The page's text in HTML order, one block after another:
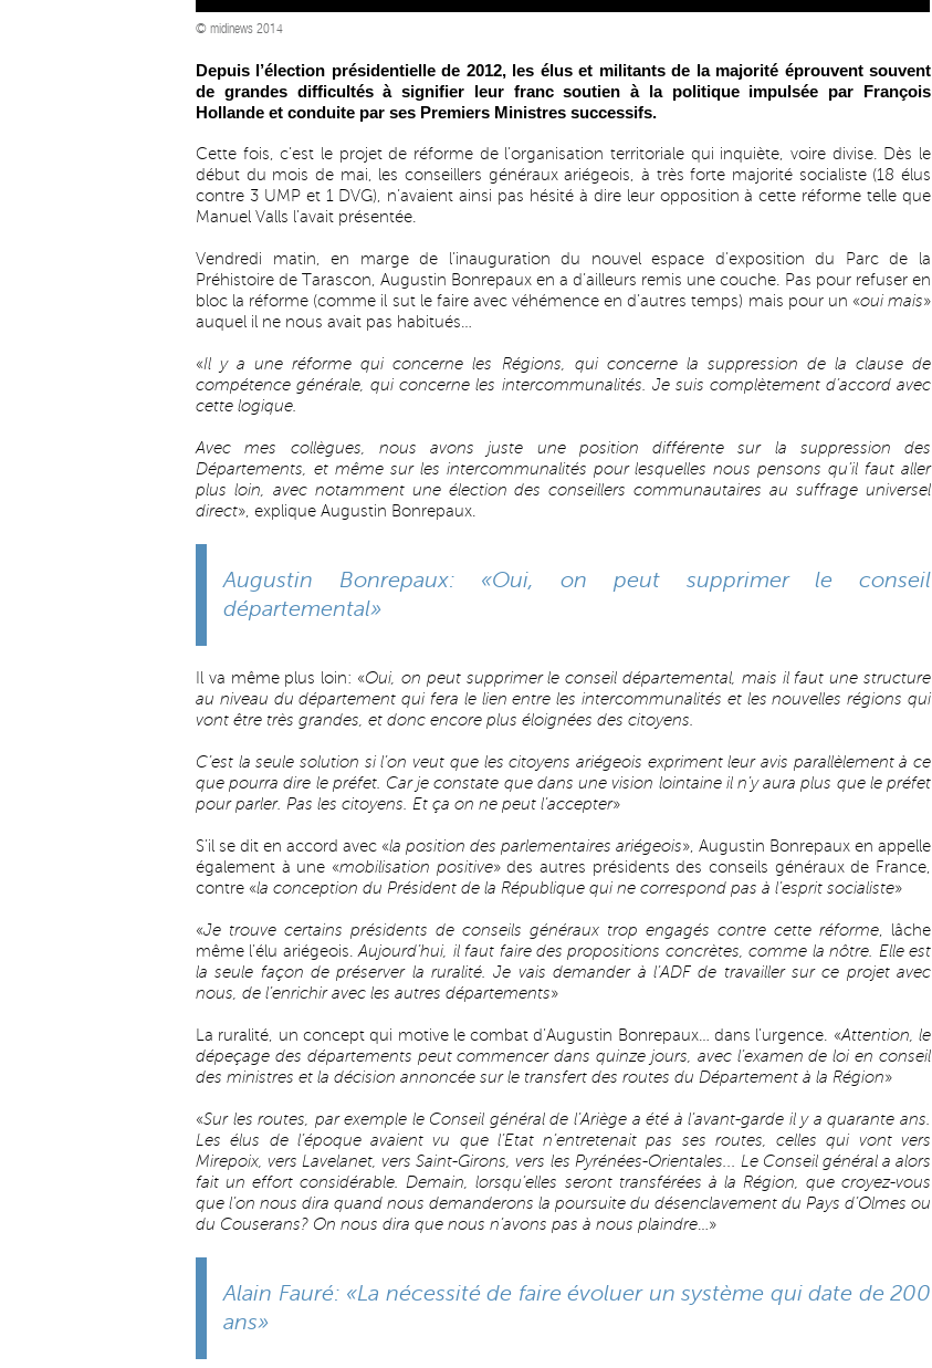
© midinews 2014
Depuis l’élection présidentielle de 2012, les élus et militants de la majorité éprouvent souvent
de grandes difficultés à signifier leur franc soutien à la politique impulsée par François
Hollande et conduite par ses Premiers Ministres successifs.
Cette fois, c’est le projet de réforme de l’organisation territoriale qui inquiète, voire divise. Dès le
début du mois de mai, les conseillers généraux ariégeois, à très forte majorité socialiste (18 élus
contre 3 UMP et 1 DVG), n’avaient ainsi pas hésité à dire leur opposition à cette réforme telle que
Manuel Valls l’avait présentée.
Vendredi matin, en marge de l’inauguration du nouvel espace d’exposition du Parc de la
Préhistoire de Tarascon, Augustin Bonrepaux en a d’ailleurs remis une couche. Pas pour refuser en
bloc la réforme (comme il sut le faire avec véhémence en d’autres temps) mais pour un «oui mais»
auquel il ne nous avait pas habitués…
«Il y a une réforme qui concerne les Régions, qui concerne la suppression de la clause de
compétence générale, qui concerne les intercommunalités. Je suis complètement d’accord avec
cette logique.
Avec mes collègues, nous avons juste une position différente sur la suppression des
Départements, et même sur les intercommunalités pour lesquelles nous pensons qu’il faut aller
plus loin, avec notamment une élection des conseillers communautaires au suffrage universel
direct», explique Augustin Bonrepaux.
Augustin Bonrepaux: «Oui, on peut supprimer le conseil
départemental»
Il va même plus loin: «Oui, on peut supprimer le conseil départemental, mais il faut une structure
au niveau du département qui fera le lien entre les intercommunalités et les nouvelles régions qui
vont être très grandes, et donc encore plus éloignées des citoyens.
C’est la seule solution si l’on veut que les citoyens ariégeois expriment leur avis parallèlement à ce
que pourra dire le préfet. Car je constate que dans une vision lointaine il n’y aura plus que le préfet
pour parler. Pas les citoyens. Et ça on ne peut l’accepter»
S’il se dit en accord avec «la position des parlementaires ariégeois», Augustin Bonrepaux en appelle
également à une «mobilisation positive» des autres présidents des conseils généraux de France,
contre «la conception du Président de la République qui ne correspond pas à l’esprit socialiste»
«Je trouve certains présidents de conseils généraux trop engagés contre cette réforme , lâche
même l’élu ariégeois.Aujourd’hui, il faut faire des propositions concrètes, comme la nôtre. Elle est
la seule façon de préserver la ruralité. Je vais demander à l’ADF de travailler sur ce projet avec
nous, de l’enrichir avec les autres départements»
La ruralité, un concept qui motive le combat d’Augustin Bonrepaux… dans l’urgence. «Attention, le
dépeçage des départements peut commencer dans quinze jours, avec l’examen de loi en conseil
des ministres et la décision annoncée sur le transfert des routes du Département à la Région»
«Sur les routes, par exemple le Conseil général de l’Ariège a été à l’avant-garde il y a quarante ans.
Les élus de l’époque avaient vu que l’Etat n’entretenait pas ses routes, celles qui vont vers
Mirepoix, vers Lavelanet, vers Saint-Girons, vers les Pyrénées-Orientales... Le Conseil général a alors
fait un effort considérable. Demain, lorsqu’elles seront transférées à la Région, que croyez-vous
que l’on nous dira quand nous demanderons la poursuite du désenclavement du Pays d’Olmes ou
du Couserans? On nous dira que nous n’avons pas à nous plaindre …»
Alain Fauré: «La nécessité de faire évoluer un système qui date de 200
ans»